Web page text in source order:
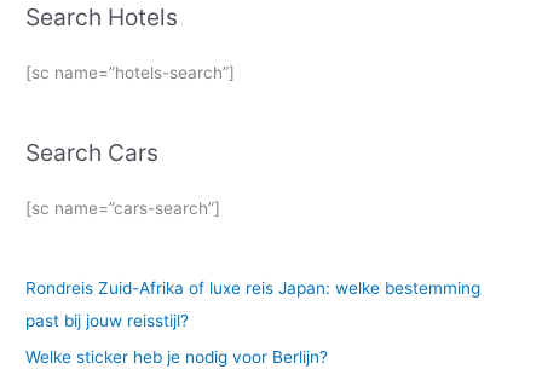
Search Hotels
[sc name=”hotels-search”]
Search Cars
[sc name=”cars-search”]
Rondreis Zuid-Afrika of luxe reis Japan: welke bestemming
past bij jouw reisstijl?
Welke sticker heb je nodig voor Berlijn?